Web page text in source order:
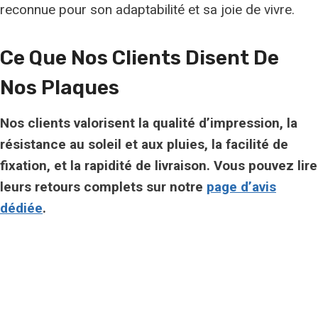
reconnue pour son adaptabilité et sa joie de vivre.
Ce Que Nos Clients Disent De
Nos Plaques
Nos clients valorisent la qualité d’impression, la
résistance au soleil et aux pluies, la facilité de
fixation, et la rapidité de livraison. Vous pouvez lire
leurs retours complets sur notre page d’avis
dédiée.